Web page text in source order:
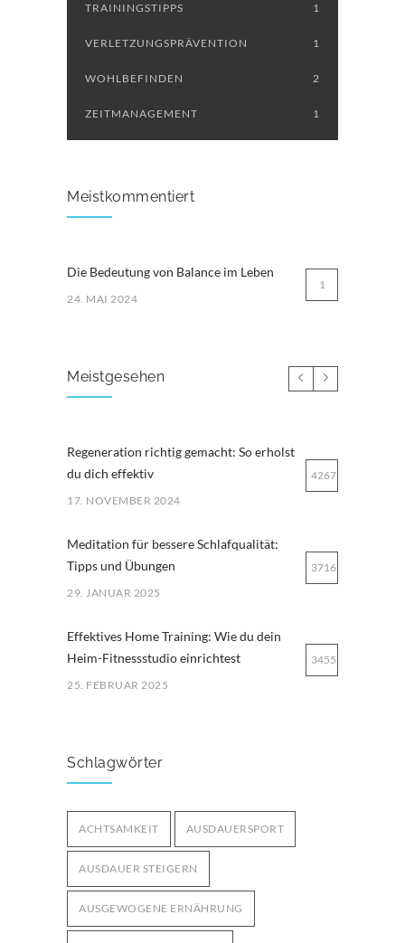
TRAININGSTIPPS 1
VERLETZUNGSPRÄVENTION 1
WOHLBEFINDEN 2
ZEITMANAGEMENT 1
Meistkommentiert
Die Bedeutung von Balance im Leben
24. MAI 2024
1
Meistgesehen
Regeneration richtig gemacht: So erholst
du dich effektiv
17. NOVEMBER 2024
4267
Meditation für bessere Schlafqualität:
Tipps und Übungen
29. JANUAR 2025
3716
Effektives Home Training: Wie du dein
Heim-Fitnessstudio einrichtest
25. FEBRUAR 2025
3455
Training ohne Geräte
12. OKTOBER 2024
Schlagwörter
ACHTSAMKEIT AUSDAUERSPORT
AUSDAUER STEIGERN
AUSGEWOGENE ERNÄHRUNG